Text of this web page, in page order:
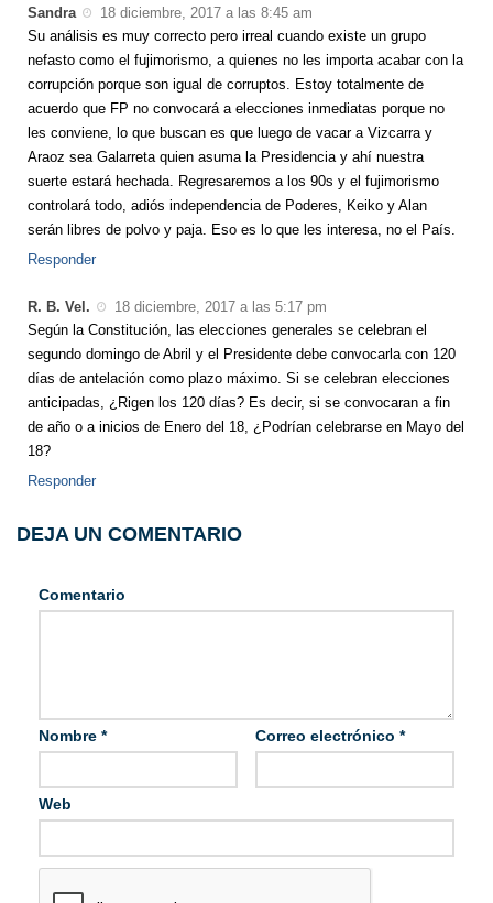
Sandra
18 diciembre, 2017 a las 8:45 am
Su análisis es muy correcto pero irreal cuando existe un grupo
nefasto como el fujimorismo, a quienes no les importa acabar con la
corrupción porque son igual de corruptos. Estoy totalmente de
acuerdo que FP no convocará a elecciones inmediatas porque no
les conviene, lo que buscan es que luego de vacar a Vizcarra y
Araoz sea Galarreta quien asuma la Presidencia y ahí nuestra
suerte estará hechada. Regresaremos a los 90s y el fujimorismo
controlará todo, adiós independencia de Poderes, Keiko y Alan
serán libres de polvo y paja. Eso es lo que les interesa, no el País.
Responder
R. B. Vel.
18 diciembre, 2017 a las 5:17 pm
Según la Constitución, las elecciones generales se celebran el
segundo domingo de Abril y el Presidente debe convocarla con 120
días de antelación como plazo máximo. Si se celebran elecciones
anticipadas, ¿Rigen los 120 días? Es decir, si se convocaran a fin
de año o a inicios de Enero del 18, ¿Podrían celebrarse en Mayo del
18?
Responder
DEJA UN COMENTARIO
Comentario
Nombre * Correo electrónico *
Web